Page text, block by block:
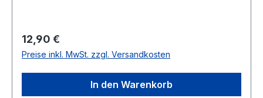
Regulärer Preis:
12,90 €
Preise inkl. MwSt. zzgl. Versandkosten
In den Warenkorb